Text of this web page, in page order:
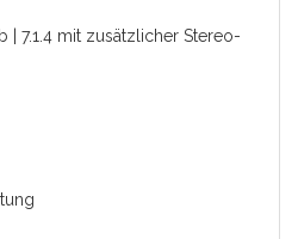
| 7.1.4 mit zusätzlicher Stereo-